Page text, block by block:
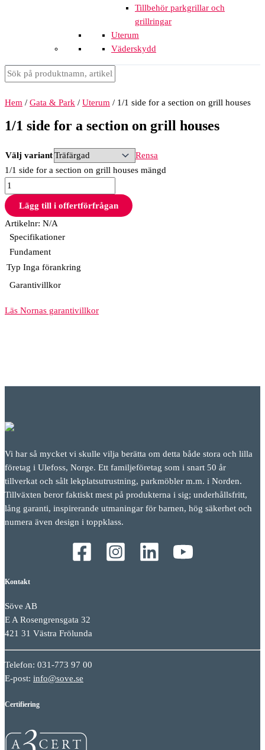
Tillbehör parkgrillar och
grillringar
Uterum
Väderskydd
Hem / Gata & Park / Uterum / 1/1 side for a section on grill houses
1/1 side for a section on grill houses
Välj variant
Rensa
1/1 side for a section on grill houses mängd
Lägg till i offertförfrågan
Artikelnr: N/A
Specifikationer
Fundament
Typ Inga förankring
Garantivillkor
Läs Nornas garantivillkor
Vi har så mycket vi skulle vilja berätta om detta både stora och lilla
företag i Ulefoss, Norge. Ett familjeföretag som i snart 50 år
tillverkat och sålt lekplatsutrustning, parkmöbler m.m. i Norden.
Tillväxten beror faktiskt mest på produkterna i sig; underhållsfritt,
lång garanti, inspirerande utmaningar för barnen, hög säkerhet och
numera även design i toppklass.
Kontakt
Söve AB
E A Rosengrensgata 32
421 31 Västra Frölunda
Telefon: 031-773 97 00
E-post: info@sove.se
Certifiering